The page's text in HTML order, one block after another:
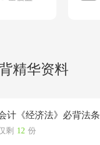
精华资料
计《经济法》必背法条
剩 12 份